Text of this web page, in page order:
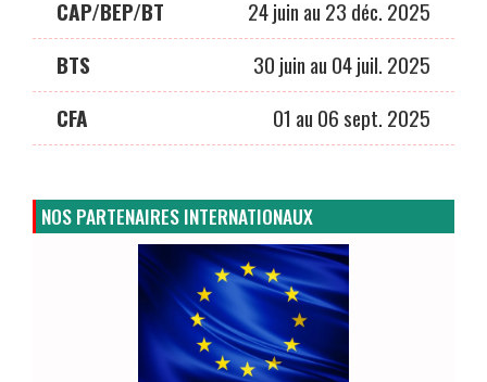
CAP/BEP/BT
24 juin au 23 déc. 2025
BTS
30 juin au 04 juil. 2025
CFA
01 au 06 sept. 2025
NOS PARTENAIRES INTERNATIONAUX